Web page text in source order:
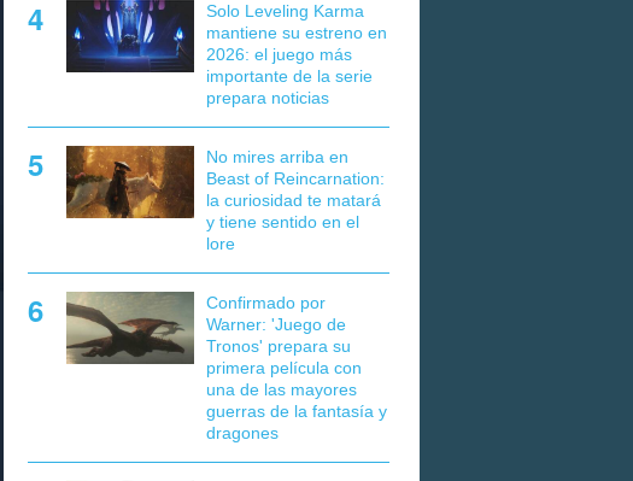
Solo Leveling Karma
mantiene su estreno en
2026: el juego más
importante de la serie
prepara noticias
No mires arriba en
Beast of Reincarnation:
la curiosidad te matará
y tiene sentido en el
lore
Confirmado por
Warner: 'Juego de
Tronos' prepara su
primera película con
una de las mayores
guerras de la fantasía y
dragones